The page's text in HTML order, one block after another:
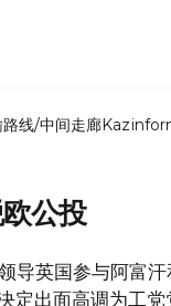
线/中间走廊
公投
导英国参与阿富
定出面高调为工